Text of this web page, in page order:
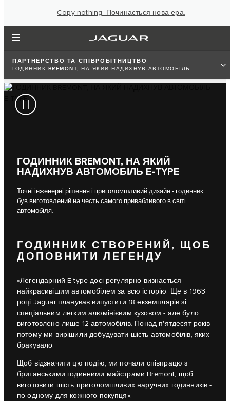
Copy nothing. Починається нова ера.
ПАРТНЕРСТВО ТА СПІВРОБІТНИЦТВО
ГОДИННИК BREMONT, НА ЯКИЙ НАДИХНУВ АВТОМОБІЛЬ
ГОДИННИК BREMONT, НА ЯКИЙ
НАДИХНУВ АВТОМОБІЛЬ E‑TYPE
Точні інженерні рішення і приголомшливий дизайн - годинник
був виготовлений на честь самого привабливого в світі
автомобіля.
ГОДИННИК СТВОРЕНИЙ, ЩОБ
ДОПОВНИТИ ЛЕГЕНДУ
«Легендарний E‑type досі регулярно визнається
найкрасивішим автомобілем за всю історію. Ще в 1963
році Jaguar планував випустити 18 екземплярів зі
спеціальним легким алюмінієвим кузовом - але було
виготовлено лише 12 автомобілів. Понад п'ятдесят років
потому ми вирішили добудувати шість автомобілів, яких
бракувало.
Щоб відзначити цю подію, ми почали співпрацю з
британськими годинними майстрами Bremont, щоб
виготовити шість приголомшливих наручних годинників -
по одному для кожного покупця».